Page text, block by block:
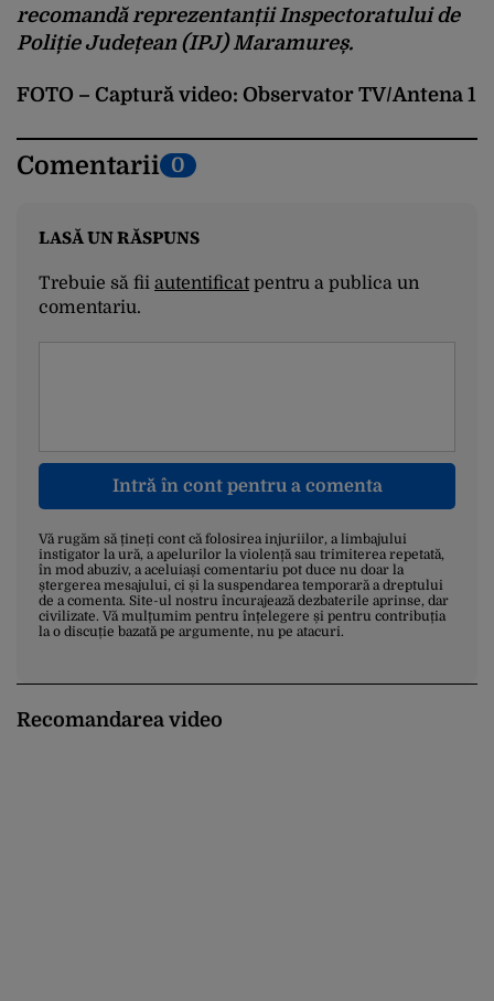
recomandă reprezentanții Inspectoratului de
Poliție Județean (IPJ) Maramureș.
FOTO – Captură video: Observator TV/Antena 1
Comentarii 0
LASĂ UN RĂSPUNS
Trebuie să fii autentificatpentru a publica un
comentariu.
Intră în cont pentru a comenta
Vă rugăm să țineți cont că folosirea injuriilor, a limbajului
instigator la ură, a apelurilor la violență sau trimiterea repetată,
în mod abuziv, a aceluiași comentariu pot duce nu doar la
ștergerea mesajului, ci și la suspendarea temporară a dreptului
de a comenta. Site-ul nostru încurajează dezbaterile aprinse, dar
civilizate. Vă mulțumim pentru înțelegere și pentru contribuția
la o discuție bazată pe argumente, nu pe atacuri.
Recomandarea video